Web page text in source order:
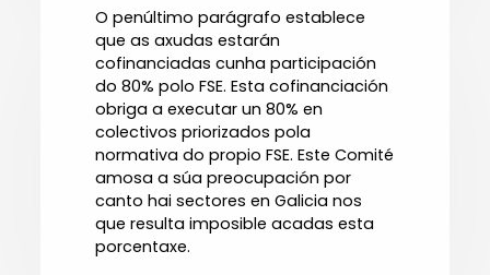
O penúltimo parágrafo establece
que as axudas estarán
cofinanciadas cunha participación
do 80% polo FSE. Esta cofinanciación
obriga a executar un 80% en
colectivos priorizados pola
normativa do propio FSE. Este Comité
amosa a súa preocupación por
canto hai sectores en Galicia nos
que resulta imposible acadas esta
porcentaxe.